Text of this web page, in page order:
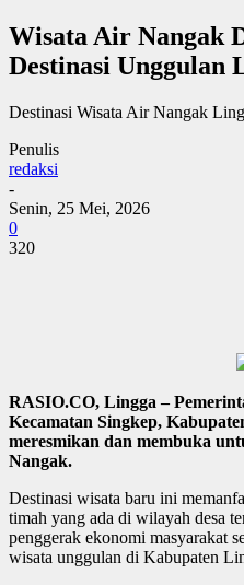
Wisata Air Nangak
Destinasi Unggulan
Destinasi Wisata Air Nangak
Penulis
redaksi
-
Senin, 25 Mei, 2026
0
320
RASIO.CO, Lingga –
Kecamatan Singkep,
meresmikan dan membuka
Nangak.
Destinasi wisata baru ini
timah yang ada di wilayah desa
penggerak ekonomi masyarakat
wisata unggulan di Kabupaten